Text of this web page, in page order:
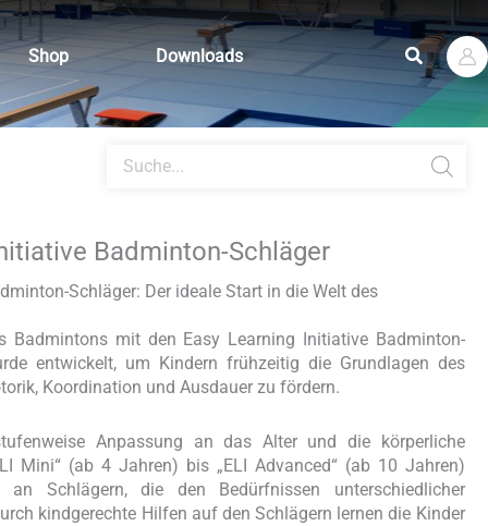
Shop Downloads Suchen
search
Badminton-Schläger
Schläger: Der ideale Start in die Welt des
Badmintons mit den Easy Learning Initiative Badminton-
entwickelt, um Kindern frühzeitig die Grundlagen des
Koordination und Ausdauer zu fördern.
Anpassung an das Alter und die körperliche
Mini“ (ab 4 Jahren) bis „ELI Advanced“ (ab 10 Jahren)
Schlägern, die den Bedürfnissen unterschiedlicher
kindgerechte Hilfen auf den Schlägern lernen die Kinder